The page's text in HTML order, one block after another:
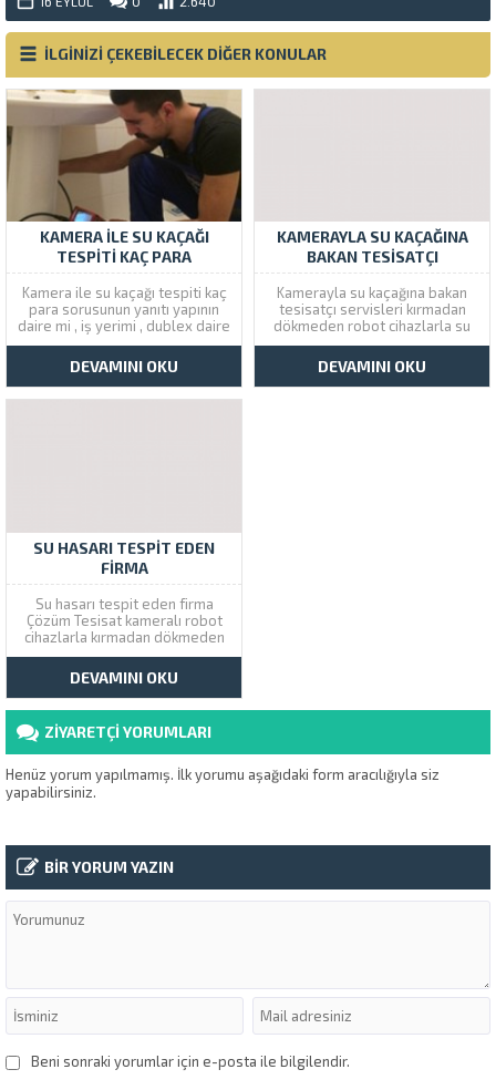
İLGİNİZİ ÇEKEBİLECEK DİĞER KONULAR
KAMERA ILE SU KAÇAĞI
TESPITI KAÇ PARA
Kamera ile su kaçağı tespiti kaç
para sorusunun yanıtı yapının
daire mi , iş yerimi , dublex daire
mi yoksa dış alanda mı olduğuna
göre değişmektedir. Ama su
kaçakları genellikle dairelerde
yaşandığından daire su kaçağı
DEVAMINI OKU
KAMERAYLA SU KAÇAĞINA
BAKAN TESISATÇI
Kamerayla su kaçağına bakan
tesisatçı servisleri kırmadan
dökmeden robot cihazlarla su
kaçağı tespiti yapıyoruz. Çözüm
Tesisat İstanbul genelinde
kameralı su kaçağı tespit servisi
ve onarım hizmeti vermektedir.
DEVAMINI OKU
SU HASARI TESPIT EDEN
FIRMA
Su hasarı tespit eden firma
Çözüm Tesisat kameralı robot
cihazlarla kırmadan dökmeden
su kaçağı bulma servisi
vermekteyiz. İstanbul
genelinde 5 şube 9 servis aracı
ile aynı gün içinde hizmet
veriyoruz. Su hasar tespiti
yapıldıktan sonra onarım
yapılacak yer ile ilgili...
DEVAMINI OKU
ZİYARETÇİ YORUMLARI
Henüz yorum yapılmamış. İlk yorumu aşağıdaki form aracılığıyla siz
yapabilirsiniz.
BİR YORUM YAZIN
Beni sonraki yorumlar için e-posta ile bilgilendir.